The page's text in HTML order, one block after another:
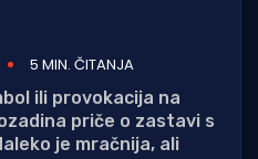
5 MIN. ČITANJA
ili provokacija na
priče o zastavi s
je mračnija, ali